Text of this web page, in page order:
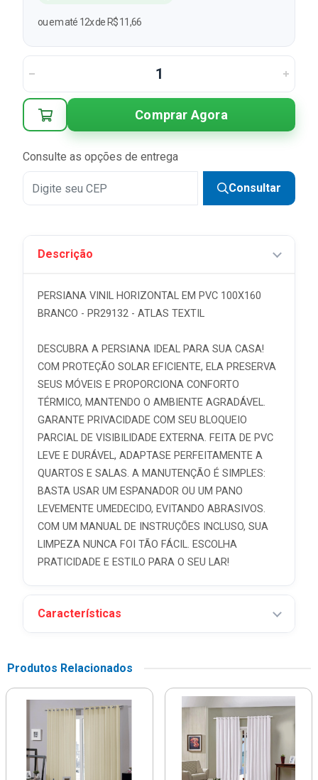
ou em até 12x de R$ 11,66
Comprar Agora
Consulte as opções de entrega
Consultar
Descrição
PERSIANA VINIL HORIZONTAL EM PVC 100X160
BRANCO - PR29132 - ATLAS TEXTIL
DESCUBRA A PERSIANA IDEAL PARA SUA CASA!
COM PROTEÇÃO SOLAR EFICIENTE, ELA PRESERVA
SEUS MÓVEIS E PROPORCIONA CONFORTO
TÉRMICO, MANTENDO O AMBIENTE AGRADÁVEL.
GARANTE PRIVACIDADE COM SEU BLOQUEIO
PARCIAL DE VISIBILIDADE EXTERNA. FEITA DE PVC
LEVE E DURÁVEL, ADAPTASE PERFEITAMENTE A
QUARTOS E SALAS. A MANUTENÇÃO É SIMPLES:
BASTA USAR UM ESPANADOR OU UM PANO
LEVEMENTE UMEDECIDO, EVITANDO ABRASIVOS.
COM UM MANUAL DE INSTRUÇÕES INCLUSO, SUA
LIMPEZA NUNCA FOI TÃO FÁCIL. ESCOLHA
PRATICIDADE E ESTILO PARA O SEU LAR!
Características
Produtos Relacionados